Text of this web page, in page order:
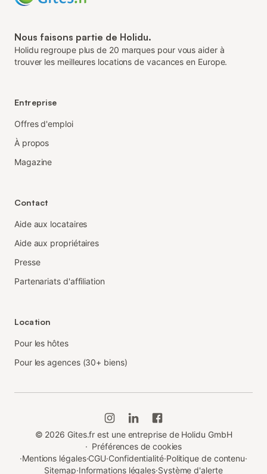
Nous faisons partie de Holidu.
Holidu regroupe plus de 20 marques pour vous aider à
trouver les meilleures locations de vacances en Europe.
Entreprise
Offres d'emploi
À propos
Magazine
Contact
Aide aux locataires
Aide aux propriétaires
Presse
Partenariats d'affiliation
Location
Pour les hôtes
Pour les agences (30+ biens)
© 2026 Gites.fr est une entreprise de Holidu GmbH
· Préférences de cookies
·Mentions légales·CGU·Confidentialité·Politique de contenu·
Sitemap·Informations légales·Système d'alerte